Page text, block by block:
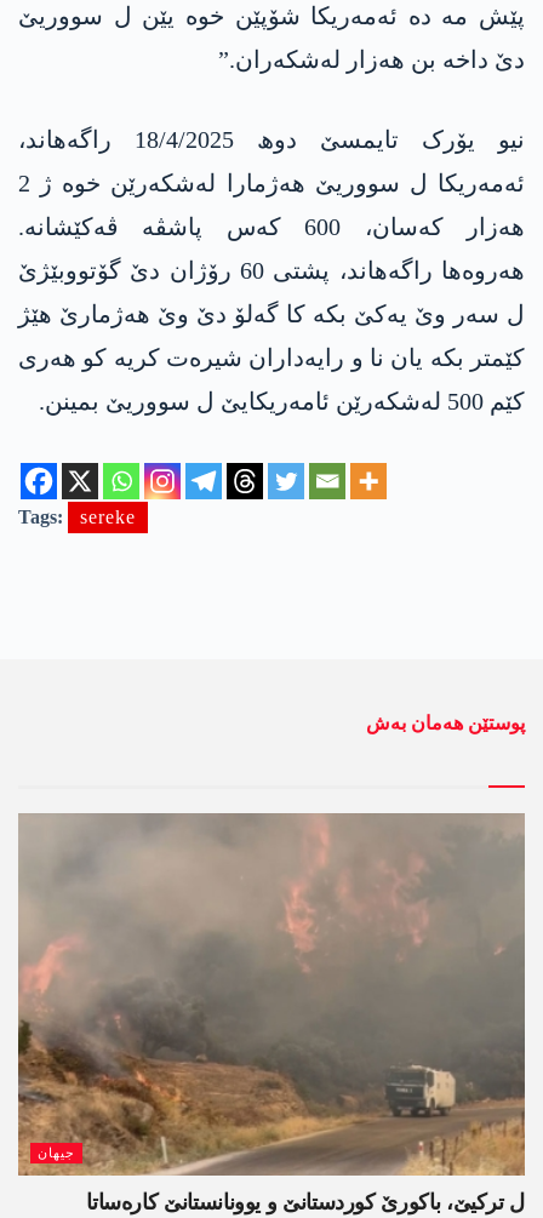
پێش مە دە ئەمەریکا شۆپێن خوە یێن ل سووریێ
دێ داخە بن ھەزار لەشکەران.”
نیو یۆرک تایمسێ دوھ 18/4/2025 راگەھاند،
ئەمەریکا ل سووریێ ھەژمارا لەشکەرێن خوە ژ 2
ھەزار کەسان، 600 کەس پاشڤە ڤەکێشانە.
ھەروەھا راگەھاند، پشتی 60 رۆژان دێ گۆتووبێژێ
ل سەر وێ یەکێ بکە کا گەلۆ دێ وێ ھەژمارێ هێژ
کێمتر بکە یان نا و رایەداران شیرەت کریە کو ھەری
کێم 500 لەشکەرێن ئامەریکایێ ل سووریێ بمینن.
Tags: sereke
پوستێن ھەمان بەش
جیھان
ل ترکیێ، باکورێ کوردستانێ و یوونانستانێ کارەساتا